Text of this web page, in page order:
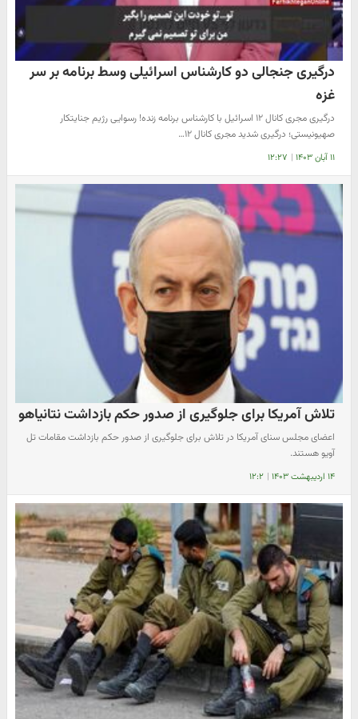
درگیری جنجالی دو کارشناس اسرائیلی وسط برنامه بر سر
غزه
درگیری مجری کانال ۱۲ اسرائیل با کارشناس برنامه زنده! رسوایی رژیم جنایتکار
صهیونیستی؛ درگیری شدید مجری کانال ۱۲…
۱۱ آبان ۱۴۰۳ | ۱۲:۲۷
تلاش آمریکا برای جلوگیری از صدور حکم بازداشت نتانیاهو
اعضای مجلس سنای آمریکا در تلاش برای جلوگیری از صدور حکم بازداشت مقامات تل
آویو هستند.
۱۴ اردیبهشت ۱۴۰۳ | ۱۲:۲